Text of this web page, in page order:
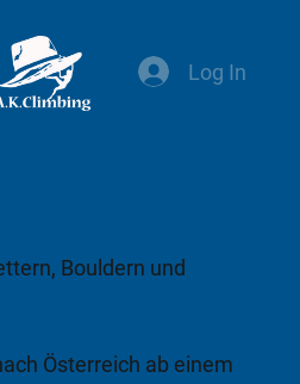
Bouldern und
Österreich ab einem
Log In